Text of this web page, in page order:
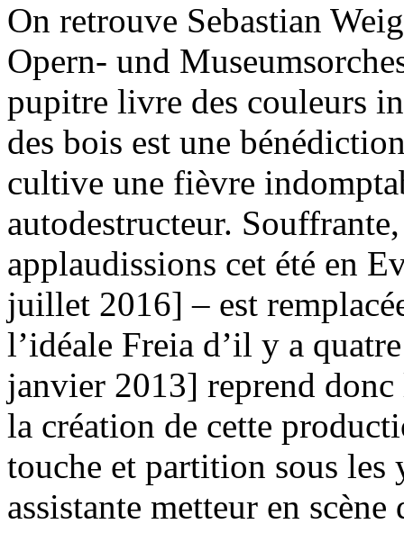
On retrouve Sebastian
Opern- und
pupitre livre des couleurs
des bois est une
cultive une fièvre
autodestructeur.
applaudissions cet été en
juillet 2016] – est
l’idéale Freia d’il y a
janvier 2013] reprend
la création de cette
touche et partition sous les
assistante metteur en